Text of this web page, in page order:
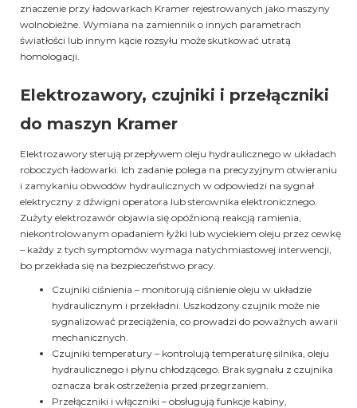
znaczenie przy ładowarkach Kramer rejestrowanych jako maszyny
wolnobieżne. Wymiana na zamiennik o innych parametrach
światłości lub innym kącie rozsyłu może skutkować utratą
homologacji.
Elektrozawory, czujniki i przełączniki
do maszyn Kramer
Elektrozawory sterują przepływem oleju hydraulicznego w układach
roboczych ładowarki. Ich zadanie polega na precyzyjnym otwieraniu
i zamykaniu obwodów hydraulicznych w odpowiedzi na sygnał
elektryczny z dźwigni operatora lub sterownika elektronicznego.
Zużyty elektrozawór objawia się opóźnioną reakcją ramienia,
niekontrolowanym opadaniem łyżki lub wyciekiem oleju przez cewkę
– każdy z tych symptomów wymaga natychmiastowej interwencji,
bo przekłada się na bezpieczeństwo pracy.
Czujniki ciśnienia – monitorują ciśnienie oleju w układzie
hydraulicznym i przekładni. Uszkodzony czujnik może nie
sygnalizować przeciążenia, co prowadzi do poważnych awarii
mechanicznych.
Czujniki temperatury – kontrolują temperaturę silnika, oleju
hydraulicznego i płynu chłodzącego. Brak sygnału z czujnika
oznacza brak ostrzeżenia przed przegrzaniem.
Przełączniki i włączniki – obsługują funkcje kabiny,